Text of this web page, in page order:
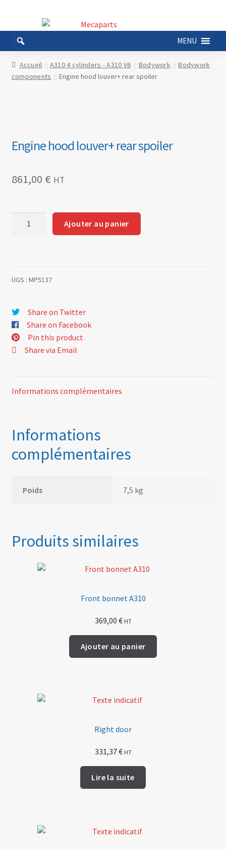
la
navigation
au
contenu
MENU
Accueil A310 4 cylinders - A310 V6 Bodywork
Bodywork
components
Engine hood louver+ rear spoiler
Engine hood louver+ rear spoiler
861,00 € HT
rear
Ajouter au panier
UGS : MP5137
Share on Twitter
Share on Facebook
Pin this product
Share via Email
Informations complémentaires
Informations
complémentaires
Poids 7,5 kg
Produits similaires
Front bonnet A310
369,00 € HT
Ajouter au panier
Right door
331,37€ HT
Lire la suite